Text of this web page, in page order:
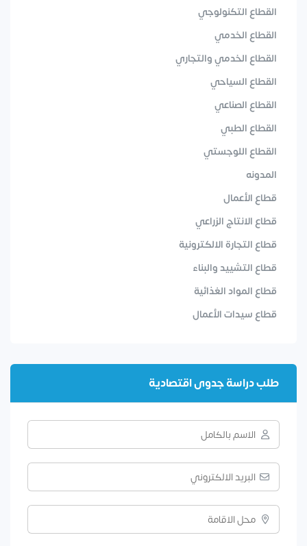
القطاع التكنولوجي
القطاع الخدمي
القطاع الخدمي والتجاري
القطاع السياحي
القطاع الصناعي
القطاع الطبي
القطاع اللوجستي
المدونه
قطاع الأعمال
قطاع الانتاج الزراعي
قطاع التجارة الالكترونية
قطاع التشييد والبناء
قطاع المواد الغذائية
قطاع سيدات الأعمال
طلب دراسة جدوى اقتصادية